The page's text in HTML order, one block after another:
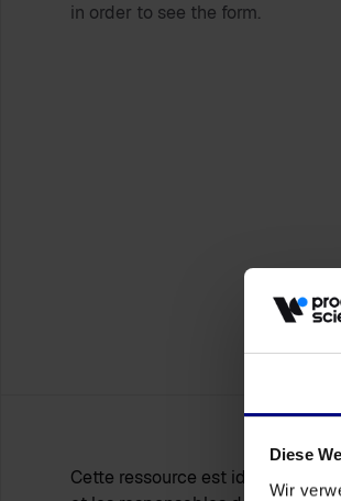
Diese
Wir
in order to see the form.
Cette ressource est idéale pour